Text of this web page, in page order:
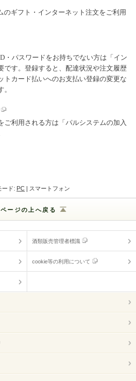
のギフト・インターネット注文をご利用
・パスワードをお持ちでない方は「イン
です。登録すると、配達状況や注文履歴
トカード払いへのお支払い登録の変更な
。
ご利用される方は「パルシステムの加入
ード: PC | スマートフォン
ージの上へ戻る
酒類販売管理者標識
cookie等の利用について